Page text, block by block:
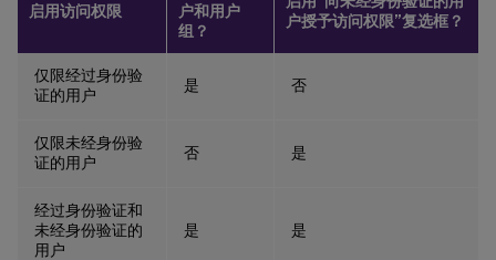
启用访问权限
户和用户
组？
户授予访问权限”复选框？
仅限经过身份验
证的用户
是 否
仅限未经身份验
证的用户
否 是
经过身份验证和
未经身份验证的
用户
是 是